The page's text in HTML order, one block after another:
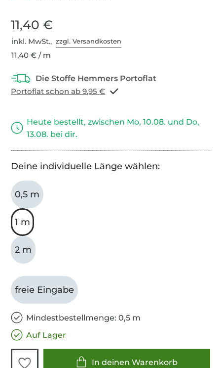
11,40 €
inkl. MwSt.,zzgl. Versandkosten
11,40 € / m
Portoflat schon ab 9,95 €
Heute bestellt, zwischen Mo, 10.08. und Do,
13.08. bei dir.
Deine individuelle Länge wählen:
0,5 m
1 m
2 m
freie Eingabe
Mindestbestellmenge: 0,5 m
Auf Lager
In deinen Warenkorb